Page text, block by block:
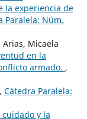
la experiencia de
Paralela: Núm.
Arias, Micaela
en la
armado. ,
, Cátedra Paralela:
y la